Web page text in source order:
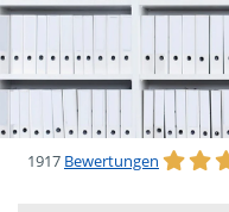
1917 Bewertungen